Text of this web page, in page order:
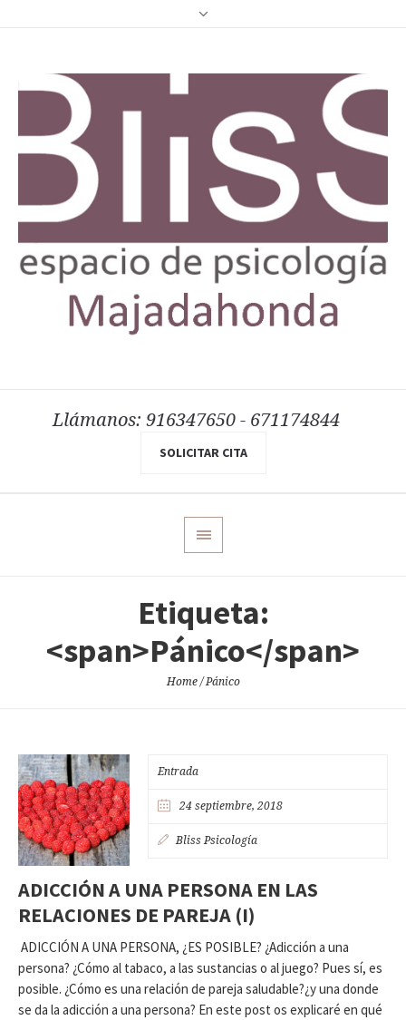
Llámanos: 916347650 - 671174844
SOLICITAR CITA
Etiqueta:
<span>Pánico</span>
Home /Pánico
Entrada
24 septiembre, 2018
Bliss Psicología
ADICCIÓN A UNA PERSONA EN LAS
RELACIONES DE PAREJA (I)
ADICCIÓN A UNA PERSONA, ¿ES POSIBLE? ¿Adicción a una
persona? ¿Cómo al tabaco, a las sustancias o al juego? Pues sí, es
posible. ¿Cómo es una relación de pareja saludable?¿y una donde
se da la adicción a una persona? En este post os explicaré en qué